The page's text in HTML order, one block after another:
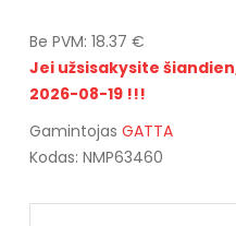
Be PVM: 18.37 €
Jei užsisakysite
2026-08-19 !!!
Gamintojas GATTA
Kodas: NMP63460